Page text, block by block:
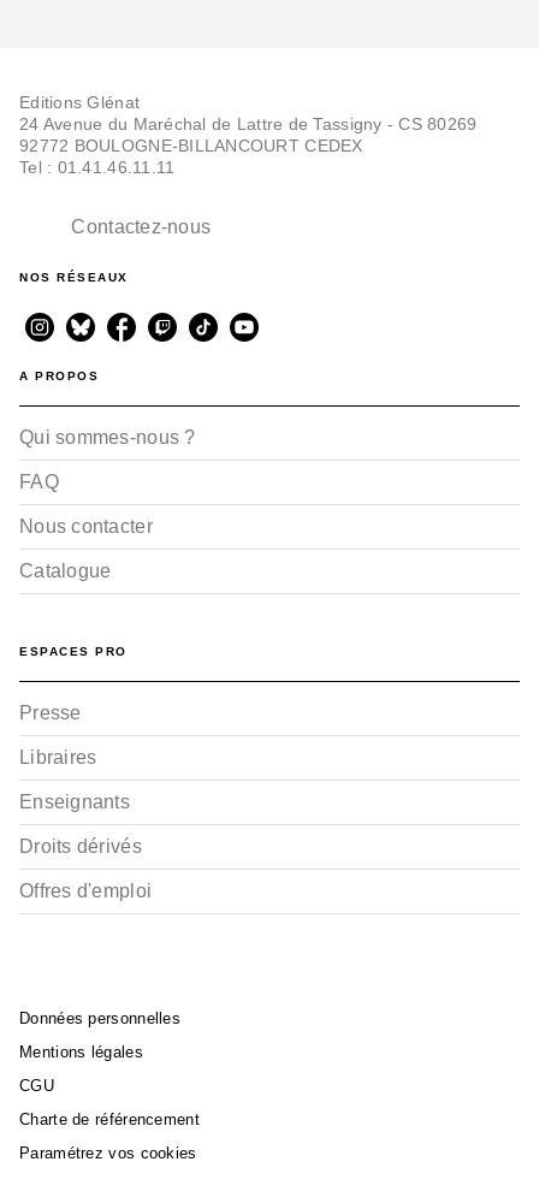
Editions Glénat
24 Avenue du Maréchal de Lattre de Tassigny - CS 80269
92772 BOULOGNE-BILLANCOURT CEDEX
Tel : 01.41.46.11.11
Contactez-nous
NOS RÉSEAUX
A PROPOS
Qui sommes-nous ?
FAQ
Nous contacter
Catalogue
ESPACES PRO
Presse
Libraires
Enseignants
Droits dérivés
Offres d'emploi
Données personnelles
Mentions légales
CGU
Charte de référencement
Paramétrez vos cookies